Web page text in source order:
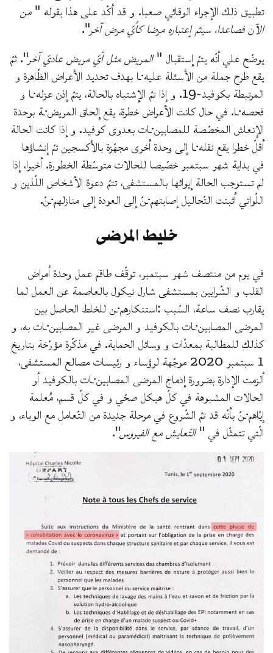
تطبيق ذلك الإجراء الوقائي صعبا. و قد أكّد على هذا بقوله "من
الآن فصاعدا، سيتمّ إعتباره مرضا كأيّ مرض آخر".
يوضّح علي أنّه يتمّ إستقبال "المريض مثل أيّ مريض عاديّ آخر". ثمّ
يقع طرح جملة من الأسئلة عليه·ـا بهدف تحديد الأعراض الظّاهرة و
المرتبطة بكوفيد-19. و إذا تمّ الإشتباه بالحالة، يتمّ إذن عزله·ـا و
فحصه·ـا. في حال كانت الأعراض خطرة، يقع إلحاق المريض·ـة بوحدة
الإنعاش المخصّصة للمصابين·ـات بعدوى كوفيد. و إذا كانت الحالة
أقلّ خطرا يقع نقله·ـا إلى وحدة أخرى مجهّزة بالأكسجين تمّ إنشاؤها
في بداية شهر سبتمبر خصّيصا للحالات متوسّطة الخطورة. أخيرا، إذا
لم تستوجب الحالة إيوائها بالمستشفى، تتمّ دعوة الأشخاص اللّذين و
اللّواتي أثبتت التّحاليل إصابتهم·ـنّ إلى العودة إلى منازلهم·ـنّ.
خليط المرضى
في يوم من منتصف شهر سبتمبر، توقّف طاقم عمل وحدة أمراض
القلب و الشّرايين بمستشفى شارل نيكول بالعاصمة عن العمل لما
يقارب نصف ساعة، السّبب :استنكارهم·ـن للخلط الحاصل بين
المرضى المصابين·ـات بالكوفيد و المرضى غير المصابين·ـات به، و
كذلك للمطالبة بمعدّات و وسائل الحماية. في مذكّرة مؤرّخة بتاريخ
1 سبتمبر 2020 موجّهة لرؤساء و رئيسات مصالح المستشفى،
ألزمت الإدارة بضرورة إدماج المرضى المصابين·ـات بالكوفيد أو
الحالات المشبوهة في كلّ هيكل صحّي و في كلّ قسم، مُعلمة
إيّاهم·ـنّ بأنّه قد تمّ الشّروع في مرحلة جديدة من التّعامل مع الوباء، و
الّتي تتمثّل في "التّعايش مع الفيروس".